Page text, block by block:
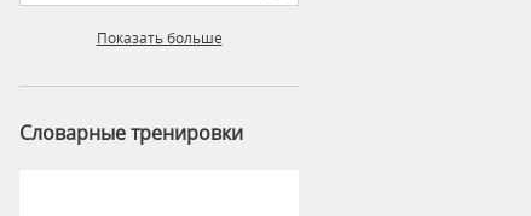
Показать больше
Словарные тренировки